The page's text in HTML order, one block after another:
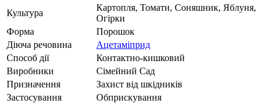
Культура
Картопля, Томати, Соняшник, Яблуня,
Огірки
Форма
Порошок
Діюча речовина
Ацетаміприд
Способ дії
Контактно-кишковий
Виробники
Сімейний Сад
Призначення
Захист від шкідників
Застосування
Обприскування